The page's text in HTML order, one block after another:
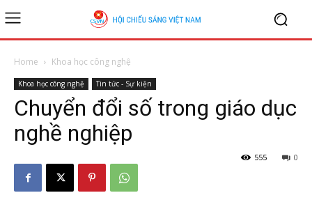
Home Khoa học công nghệ
Khoa học công nghệ Tin tức - Sự kiện
Chuyển đổi số trong giáo dục
nghề nghiệp
0
555